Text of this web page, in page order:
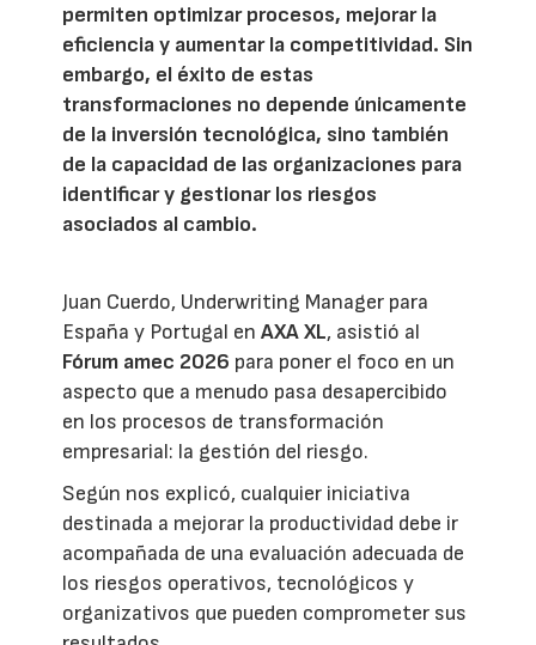
permiten optimizar procesos, mejorar la
eficiencia y aumentar la competitividad. Sin
embargo, el éxito de estas
transformaciones no depende únicamente
de la inversión tecnológica, sino también
de la capacidad de las organizaciones para
identificar y gestionar los riesgos
asociados al cambio.
Juan Cuerdo, Underwriting Manager para
España y Portugal enAXA XL, asistió al
Fórum amec 2026 para poner el foco en un
aspecto que a menudo pasa desapercibido
en los procesos de transformación
empresarial: la gestión del riesgo.
Según nos explicó, cualquier iniciativa
destinada a mejorar la productividad debe ir
acompañada de una evaluación adecuada de
los riesgos operativos, tecnológicos y
organizativos que pueden comprometer sus